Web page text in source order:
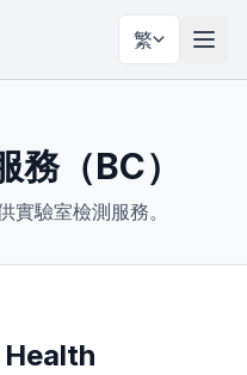
繁
切換
（BC）
驗室檢測服務。